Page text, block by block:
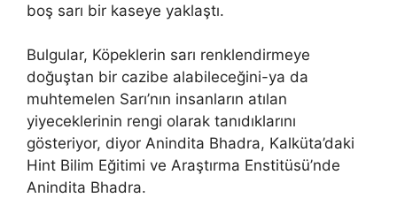
boş sarı bir kaseye yaklaştı.
Bulgular, Köpeklerin sarı renklendirmeye
doğuştan bir cazibe alabileceğini-ya da
muhtemelen Sarı’nın insanların atılan
yiyeceklerinin rengi olarak tanıdıklarını
gösteriyor, diyor Anindita Bhadra, Kalküta’daki
Hint Bilim Eğitimi ve Araştırma Enstitüsü’nde
Anindita Bhadra.